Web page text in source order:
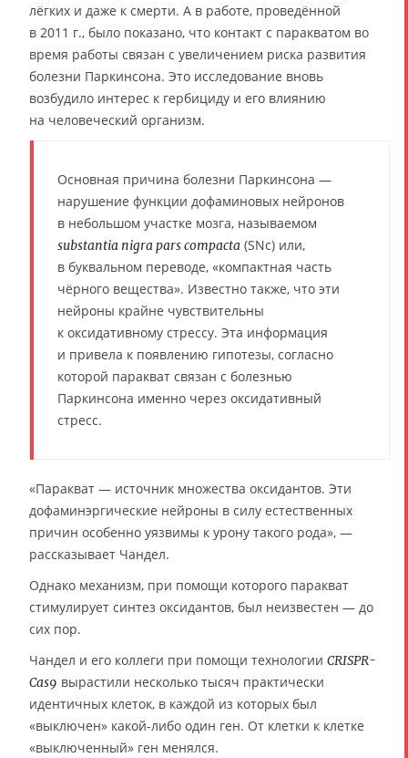
лёгких и даже к смерти. А в работе, проведённой
в 2011 г., было показано, что контакт с паракватом во
время работы связан с увеличением риска развития
болезни Паркинсона. Это исследование вновь
возбудило интерес к гербициду и его влиянию
на человеческий организм.
Основная причина болезни Паркинсона —
нарушение функции дофаминовых нейронов
в небольшом участке мозга, называемом
substantia nigra pars compacta (SNc) или,
в буквальном переводе, «компактная часть
чёрного вещества». Известно также, что эти
нейроны крайне чувствительны
к оксидативному стрессу. Эта информация
и привела к появлению гипотезы, согласно
которой паракват связан с болезнью
Паркинсона именно через оксидативный
стресс.
«Паракват — источник множества оксидантов. Эти
дофаминэргические нейроны в силу естественных
причин особенно уязвимы к урону такого рода», —
рассказывает Чандел.
Однако механизм, при помощи которого паракват
стимулирует синтез оксидантов, был неизвестен — до
сих пор.
Чандел и его коллеги при помощи технологии CRISPR-
Cas9 вырастили несколько тысяч практически
идентичных клеток, в каждой из которых был
«выключен» какой-либо один ген. От клетки к клетке
«выключенный» ген менялся.